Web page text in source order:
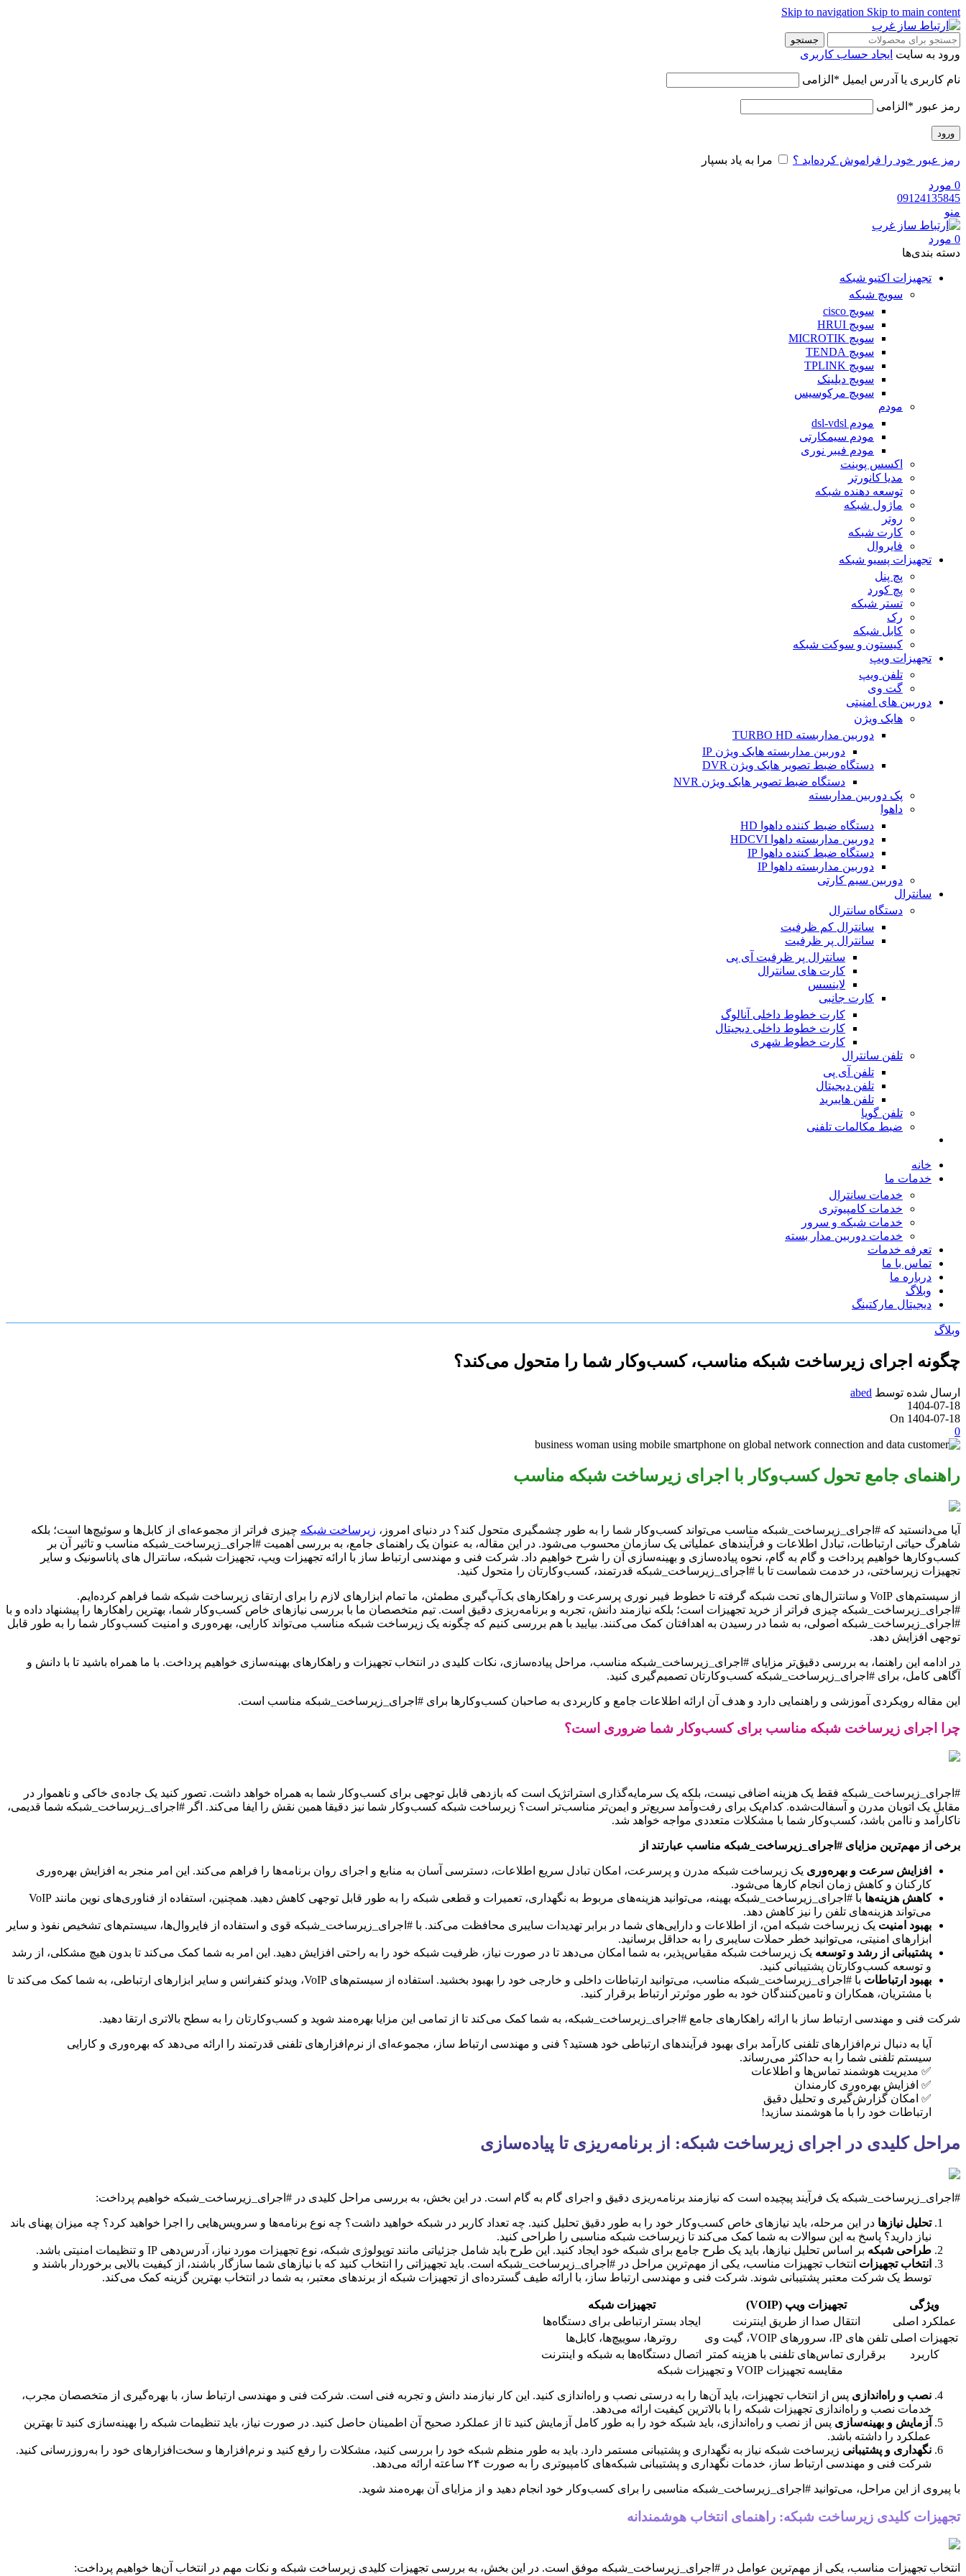
Skip to navigation Skip to main content
جستجو
ورود به سایت ایجاد حساب کاربری
نام کاربری یا آدرس ایمیل * الزامی
رمز عبور * الزامی
ورود
رمز عبور خود را فراموش کرده‌اید ؟ مرا به یاد بسپار
0 مورد
09124135845
منو
0 مورد
دسته‌ بندی‌ها
تجهیزات اکتیو شبکه
سویچ شبکه
سویچ cisco
سویچ HRUI
سویچ MICROTIK
سویچ TENDA
سویچ TPLINK
سویچ دیلینک
سویچ مرکوسیس
مودم
مودم dsl-vdsl
مودم سیمکارتی
مودم فیبر نوری
اکسس پوینت
مدیا کانورتر
توسعه دهنده شبکه
ماژول شبکه
روتر
کارت شبکه
فایروال
تجهیزات پسیو شبکه
پچ پنل
پچ کورد
تستر شبکه
رک
کابل شبکه
کیستون و سوکت شبکه
تجهیزات ویپ
تلفن ویپ
گت وی
دوربین های امنیتی
هایک ویژن
دوربین مداربسته TURBO HD
دوربین مداربسته هایک ویژن IP
دستگاه ضبط تصویر هایک ویژن DVR
دستگاه ضبط تصویر هایک ویژن NVR
پک دوربین مداربسته
داهوا
دستگاه ضبط کننده داهوا HD
دوربین مداربسته داهوا HDCVI
دستگاه ضبط کننده داهوا IP
دوربین مداربسته داهوا IP
دوربین سیم کارتی
سانترال
دستگاه سانترال
سانترال کم ظرفیت
سانترال پر ظرفیت
سانترال پر ظرفیت آی پی
کارت های سانترال
لاینسس
کارت جانبی
کارت خطوط داخلی آنالوگ
کارت خطوط داخلی دیجیتال
کارت خطوط شهری
تلفن سانترال
تلفن آی پی
تلفن دیجیتال
تلفن هایبرید
تلفن گویا
ضبط مکالمات تلفنی
خانه
خدمات ما
خدمات سانترال
خدمات کامپیوتری
خدمات شبکه و سرور
خدمات دوربین مدار بسته
تعرفه خدمات
تماس با ما
درباره ما
وبلاگ
دیجیتال مارکتینگ
وبلاگ
چگونه اجرای زیرساخت شبکه مناسب، کسب‌وکار شما را متحول می‌کند؟
ارسال شده توسط abed
1404-07-18
On 1404-07-18
0
راهنمای جامع تحول کسب‌وکار با اجرای زیرساخت شبکه مناسب
آیا می‌دانستید که #اجرای_زیرساخت_شبکه مناسب می‌تواند کسب‌وکار شما را به طور چشمگیری متحول کند؟ در دنیای امروز، زیرساخت شبکه چیزی فراتر از مجموعه‌ای از کابل‌ها و سوئیچ‌ها است؛ بلکه
شاهرگ حیاتی ارتباطات، تبادل اطلاعات و فرآیندهای عملیاتی یک سازمان محسوب می‌شود. در این مقاله، به عنوان یک راهنمای جامع، به بررسی اهمیت #اجرای_زیرساخت_شبکه مناسب و تاثیر آن بر
کسب‌وکارها خواهیم پرداخت و گام به گام، نحوه پیاده‌سازی و بهینه‌سازی آن را شرح خواهیم داد. شرکت فنی و مهندسی ارتباط ساز با ارائه تجهیزات ویپ، تجهیزات شبکه، سانترال های پاناسونیک و سایر
تجهیزات زیرساختی، در خدمت شماست تا با #اجرای_زیرساخت_شبکه قدرتمند، کسب‌وکارتان را متحول کنید.
از سیستم‌های VoIP و سانترال‌های تحت شبکه گرفته تا خطوط فیبر نوری پرسرعت و راهکارهای بک‌آپ‌گیری مطمئن، ما تمام ابزارهای لازم را برای ارتقای زیرساخت شبکه شما فراهم کرده‌ایم.
#اجرای_زیرساخت_شبکه چیزی فراتر از خرید تجهیزات است؛ بلکه نیازمند دانش، تجربه و برنامه‌ریزی دقیق است. تیم متخصصان ما با بررسی نیازهای خاص کسب‌وکار شما، بهترین راهکارها را پیشنهاد داده و با
#اجرای_زیرساخت_شبکه اصولی، به شما در رسیدن به اهدافتان کمک می‌کنند. بیایید با هم بررسی کنیم که چگونه یک زیرساخت شبکه مناسب می‌تواند کارایی، بهره‌وری و امنیت کسب‌وکار شما را به طور قابل
توجهی افزایش دهد.
در ادامه این راهنما، به بررسی دقیق‌تر مزایای #اجرای_زیرساخت_شبکه مناسب، مراحل پیاده‌سازی، نکات کلیدی در انتخاب تجهیزات و راهکارهای بهینه‌سازی خواهیم پرداخت. با ما همراه باشید تا با دانش و
آگاهی کامل، برای #اجرای_زیرساخت_شبکه کسب‌وکارتان تصمیم‌گیری کنید.
این مقاله رویکردی آموزشی و راهنمایی دارد و هدف آن ارائه اطلاعات جامع و کاربردی به صاحبان کسب‌وکارها برای #اجرای_زیرساخت_شبکه مناسب است.
چرا اجرای زیرساخت شبکه مناسب برای کسب‌وکار شما ضروری است؟
#اجرای_زیرساخت_شبکه فقط یک هزینه اضافی نیست، بلکه یک سرمایه‌گذاری استراتژیک است که بازدهی قابل توجهی برای کسب‌وکار شما به همراه خواهد داشت. تصور کنید یک جاده‌ی خاکی و ناهموار در
مقابل یک اتوبان مدرن و آسفالت‌شده. کدام‌یک برای رفت‌وآمد سریع‌تر و ایمن‌تر مناسب‌تر است؟ زیرساخت شبکه کسب‌وکار شما نیز دقیقا همین نقش را ایفا می‌کند. اگر #اجرای_زیرساخت_شبکه شما قدیمی،
ناکارآمد و ناامن باشد، کسب‌وکار شما با مشکلات متعددی مواجه خواهد شد.
برخی از مهم‌ترین مزایای #اجرای_زیرساخت_شبکه مناسب عبارتند از
افزایش سرعت و بهره‌وری یک زیرساخت شبکه مدرن و پرسرعت، امکان تبادل سریع اطلاعات، دسترسی آسان به منابع و اجرای روان برنامه‌ها را فراهم می‌کند. این امر منجر به افزایش بهره‌وری
کارکنان و کاهش زمان انجام کارها می‌شود.
کاهش هزینه‌ها
با #اجرای_زیرساخت_شبکه بهینه، می‌توانید هزینه‌های مربوط به نگهداری، تعمیرات و قطعی شبکه را به طور قابل توجهی کاهش دهید. همچنین، استفاده از فناوری‌های نوین مانند VoIP
می‌تواند هزینه‌های تلفن را نیز کاهش دهد.
بهبود امنیت یک زیرساخت شبکه امن، از اطلاعات و دارایی‌های شما در برابر تهدیدات سایبری محافظت می‌کند. با #اجرای_زیرساخت_شبکه قوی و استفاده از فایروال‌ها، سیستم‌های تشخیص نفوذ و سایر
ابزارهای امنیتی، می‌توانید خطر حملات سایبری را به حداقل برسانید.
پشتیبانی از رشد و توسعه یک زیرساخت شبکه مقیاس‌پذیر، به شما امکان می‌دهد تا در صورت نیاز، ظرفیت شبکه خود را به راحتی افزایش دهید. این امر به شما کمک می‌کند تا بدون هیچ مشکلی، از رشد
و توسعه کسب‌وکارتان پشتیبانی کنید.
بهبود ارتباطات
با #اجرای_زیرساخت_شبکه مناسب، می‌توانید ارتباطات داخلی و خارجی خود را بهبود بخشید. استفاده از سیستم‌های VoIP، ویدئو کنفرانس و سایر ابزارهای ارتباطی، به شما کمک می‌کند تا
با مشتریان، همکاران و تامین‌کنندگان خود به طور موثرتر ارتباط برقرار کنید.
شرکت فنی و مهندسی ارتباط ساز با ارائه راهکارهای جامع #اجرای_زیرساخت_شبکه، به شما کمک می‌کند تا از تمامی این مزایا بهره‌مند شوید و کسب‌وکارتان را به سطح بالاتری ارتقا دهید.
آیا به دنبال نرم‌افزارهای تلفنی کارآمد برای بهبود فرآیندهای ارتباطی خود هستید؟ فنی و مهندسی ارتباط ساز، مجموعه‌ای از نرم‌افزارهای تلفنی قدرتمند را ارائه می‌دهد که بهره‌وری و کارایی
سیستم تلفنی شما را به حداکثر می‌رساند.
✅ مدیریت هوشمند تماس‌ها و اطلاعات
✅ افزایش بهره‌وری کارمندان
✅ امکان گزارش‌گیری و تحلیل دقیق
ارتباطات خود را با ما هوشمند سازید!
مراحل کلیدی در اجرای زیرساخت شبکه: از برنامه‌ریزی تا پیاده‌سازی
#اجرای_زیرساخت_شبکه یک فرآیند پیچیده است که نیازمند برنامه‌ریزی دقیق و اجرای گام به گام است. در این بخش، به بررسی مراحل کلیدی در #اجرای_زیرساخت_شبکه خواهیم پرداخت:
تحلیل نیازها در این مرحله، باید نیازهای خاص کسب‌وکار خود را به طور دقیق تحلیل کنید. چه تعداد کاربر در شبکه خواهید داشت؟ چه نوع برنامه‌ها و سرویس‌هایی را اجرا خواهید کرد؟ چه میزان پهنای باند
نیاز دارید؟ پاسخ به این سوالات به شما کمک می‌کند تا زیرساخت شبکه مناسبی را طراحی کنید.
طراحی شبکه بر اساس تحلیل نیازها، باید یک طرح جامع برای شبکه خود ایجاد کنید. این طرح باید شامل جزئیاتی مانند توپولوژی شبکه، نوع تجهیزات مورد نیاز، آدرس‌دهی IP و تنظیمات امنیتی باشد.
انتخاب تجهیزات انتخاب تجهیزات مناسب، یکی از مهم‌ترین مراحل در #اجرای_زیرساخت_شبکه است. باید تجهیزاتی را انتخاب کنید که با نیازهای شما سازگار باشند، از کیفیت بالایی برخوردار باشند و
توسط یک شرکت معتبر پشتیبانی شوند. شرکت فنی و مهندسی ارتباط ساز، با ارائه طیف گسترده‌ای از تجهیزات شبکه از برندهای معتبر، به شما در انتخاب بهترین گزینه کمک می‌کند.
مقایسه تجهیزات VOIP و تجهیزات شبکه
ویژگی تجهیزات ویپ (VOIP)
تجهیزات شبکه
عملکرد اصلی
انتقال صدا از طریق اینترنت
ایجاد بستر ارتباطی برای دستگاه‌ها
تجهیزات اصلی تلفن های IP، سرورهای VOIP، گیت وی
روترها، سوییچ‌ها، کابل‌ها
کاربرد
برقراری تماس‌های تلفنی با هزینه کمتر اتصال دستگاه‌ها به شبکه و اینترنت
نصب و راه‌اندازی پس از انتخاب تجهیزات، باید آن‌ها را به درستی نصب و راه‌اندازی کنید. این کار نیازمند دانش و تجربه فنی است. شرکت فنی و مهندسی ارتباط ساز، با بهره‌گیری از متخصصان مجرب،
خدمات نصب و راه‌اندازی تجهیزات شبکه را با بالاترین کیفیت ارائه می‌دهد.
آزمایش و بهینه‌سازی پس از نصب و راه‌اندازی، باید شبکه خود را به طور کامل آزمایش کنید تا از عملکرد صحیح آن اطمینان حاصل کنید. در صورت نیاز، باید تنظیمات شبکه را بهینه‌سازی کنید تا بهترین
عملکرد را داشته باشد.
نگهداری و پشتیبانی زیرساخت شبکه نیاز به نگهداری و پشتیبانی مستمر دارد. باید به طور منظم شبکه خود را بررسی کنید، مشکلات را رفع کنید و نرم‌افزارها و سخت‌افزارهای خود را به‌روزرسانی کنید.
شرکت فنی و مهندسی ارتباط ساز، خدمات نگهداری و پشتیبانی شبکه‌های کامپیوتری را به صورت ۲۴ ساعته ارائه می‌دهد.
با پیروی از این مراحل، می‌توانید #اجرای_زیرساخت_شبکه مناسبی را برای کسب‌وکار خود انجام دهید و از مزایای آن بهره‌مند شوید.
تجهیزات کلیدی زیرساخت شبکه: راهنمای انتخاب هوشمندانه
انتخاب تجهیزات مناسب، یکی از مهم‌ترین عوامل در #اجرای_زیرساخت_شبکه موفق است. در این بخش، به بررسی تجهیزات کلیدی زیرساخت شبکه و نکات مهم در انتخاب آن‌ها خواهیم پرداخت: